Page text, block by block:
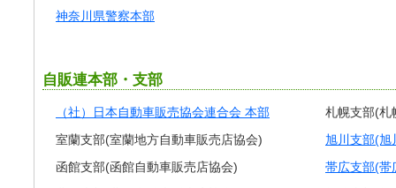
神奈川県警察本部
自販連本部・支部
（社）日本自動車販売協会連合会 本部
札幌支部(札
室蘭支部(室蘭地方自動車販売店協会)
旭川支部(旭
函館支部(函館自動車販売店協会)
帯広支部(帯